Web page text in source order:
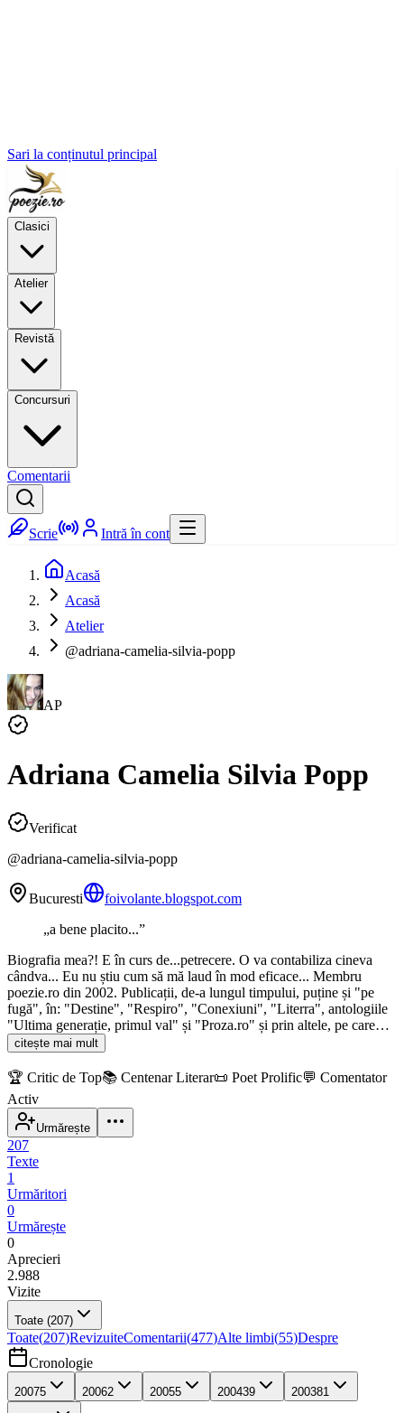
Sari la conținutul principal
Clasici
Atelier
Revistă
Concursuri
Comentarii
Scrie Intră în cont
Acasă
Acasă
Atelier
@adriana-camelia-silvia-popp
AP
Adriana Camelia Silvia Popp
Verificat
@adriana-camelia-silvia-popp
Bucuresti
foivolante.blogspot.com
„a bene placito...”
Biografia mea?! E în curs de...petrecere. O va contabiliza cineva
cândva... Eu nu știu cum să mă laud în mod eficace... Membru
poezie.ro din 2002. Publicații, de-a lungul timpului, puține și "pe
fugă", în: "Destine", "Respiro", "Conexiuni", "Literra", antologiile
"Ultima generație, primul val" și "Proza.ro" și prin altele, pe care…
citește mai mult
🏆 Critic de Top📚 Centenar Literar📜 Poet Prolific💬 Comentator
Activ
Urmărește
207
Texte
1
Urmăritori
0
Urmărește
0
Aprecieri
2.988
Vizite
Toate (207)
Toate(207)RevizuiteComentarii(477)Alte limbi(55)Despre
Cronologie
20075 20062 20055 200439 200381